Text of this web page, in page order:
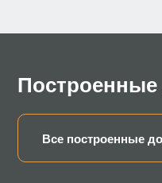
Все построенные